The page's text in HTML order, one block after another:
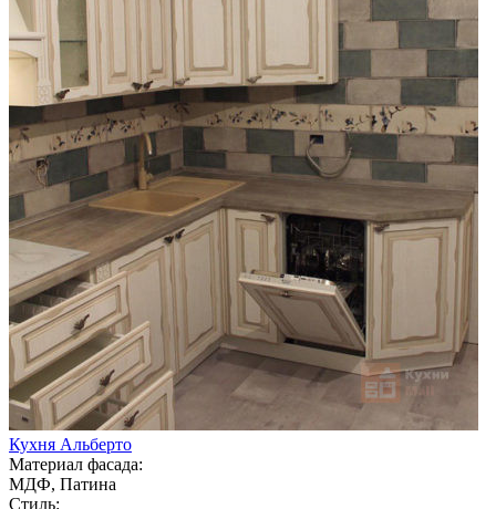
Кухня Альберто
Материал фасада:
МДФ, Патина
Стиль: